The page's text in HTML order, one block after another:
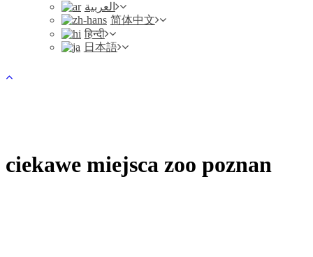
العربية
简体中文
हिन्दी
日本語
ciekawe miejsca zoo poznan